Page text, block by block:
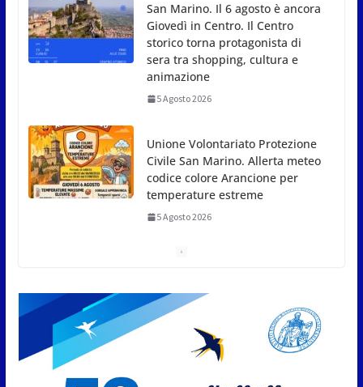
Unione Volontariato Protezione
Civile San Marino. Allerta meteo
codice colore Arancione per
temperature estreme
5 Agosto 2026
Dreaming San Marino Song Contest: aperte le
iscrizioni all’edizione 2026-2027
5 Agosto 2026
Compak: Renato Ragini vince il titolo sammarinese,
Pesca sportiva, tre prove di
campionato tra acque dolci e di
mare
5 Agosto 2026